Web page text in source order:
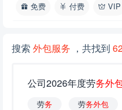
免费
付费 VIP
搜索 外包服务 ，共找到
公司2026年度劳务外
劳务 劳务外包